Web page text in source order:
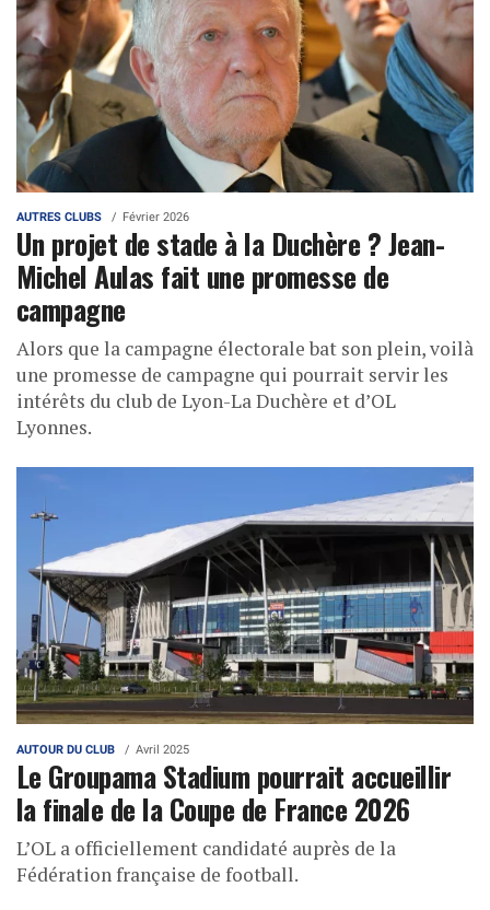
AUTRES CLUBS Février 2026
Un projet de stade à la Duchère ? Jean-
Michel Aulas fait une promesse de
campagne
Alors que la campagne électorale bat son plein, voilà
une promesse de campagne qui pourrait servir les
intérêts du club de Lyon-La Duchère et d’OL
Lyonnes.
AUTOUR DU CLUB Avril 2025
Le Groupama Stadium pourrait accueillir
la finale de la Coupe de France 2026
L’OL a officiellement candidaté auprès de la
Fédération française de football.